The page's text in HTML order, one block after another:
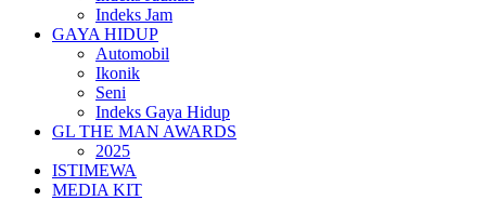
Indeks Jam
GAYA HIDUP
Automobil
Ikonik
Seni
Indeks Gaya Hidup
GL THE MAN AWARDS
2025
ISTIMEWA
MEDIA KIT